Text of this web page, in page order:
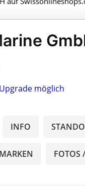
möglich
INFO
MARKEN FOTOS